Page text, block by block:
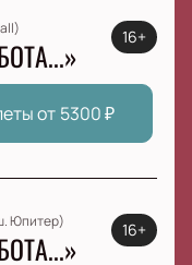
16+
от 5300₽
Юпитер) 16+